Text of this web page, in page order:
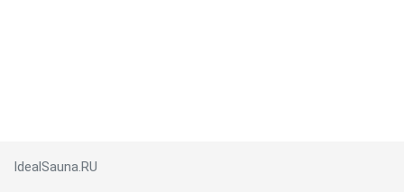
IdealSauna.RU